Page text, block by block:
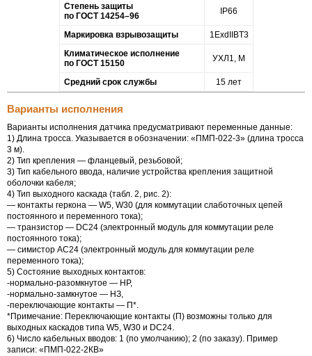
Степень защиты
поГОСТ 14254–96 IP66
Маркировка взрывозащиты
1ЕxdIIBT3
Климатическое исполнение
поГОСТ 15150 УХЛ1, М
Средний срок службы 15 лет
Варианты исполнения
Варианты исполнения датчика предусматривают переменные данные:
1) Длина тросса. Указывается в обозначении: «ПМП-022-3» (длина тросса
3 м).
2) Тип крепления — фланцевый, резьбовой;
3) Тип кабельного ввода, наличие устройства крепления защитной
оболочки кабеля;
4) Тип выходного каскада (табл. 2, рис. 2):
— контакты геркона — W5, W30 (для коммутации слаботочных цепей
постоянного и переменного тока);
— транзистор — DC24 (электронный модуль для коммутации реле
постоянного тока);
— симистор AC24 (электронный модуль для коммутации реле
переменного тока);
5) Состояние выходных контактов:
-нормально-разомкнутое — НР,
-нормально-замкнутое — НЗ,
-переключающие контакты — П*.
*Примечание: Переключающие контакты (П) возможны только для
выходных каскадов типа W5, W30 и DC24.
6) Число кабельных вводов: 1 (по умолчанию); 2 (по заказу). Пример
записи: «ПМП-022-2КВ»